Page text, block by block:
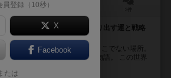
60～90分
得て、魔法陣を描き魔法を繰り出す運と戦略
。
～～～～ いまでないとき。ここでない場所。
マナがあふれる、別の世界の物語。 この世界
員登録（10秒）
X
Facebook
たは